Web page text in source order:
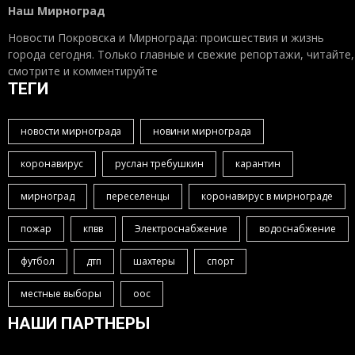
Наш Мирноград
Новости Покровска и Мирнограда: происшествия и жизнь
города сегодня. Только главные и свежие репортажи, читайте,
смотрите и комментируйте
ТЕГИ
новости мирнограда новини мирнограда
коронавирус руслан требушкин карантин
мирноград переселенцы коронавирус в мирнограде
пожар кпвв Электроснабжение водоснабжение
футбол дтп шахтеры спорт
местные выборы оос
НАШИ ПАРТНЕРЫ